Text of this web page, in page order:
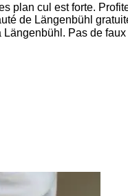
plan cul est forte.
de Längenbühl
Pas de